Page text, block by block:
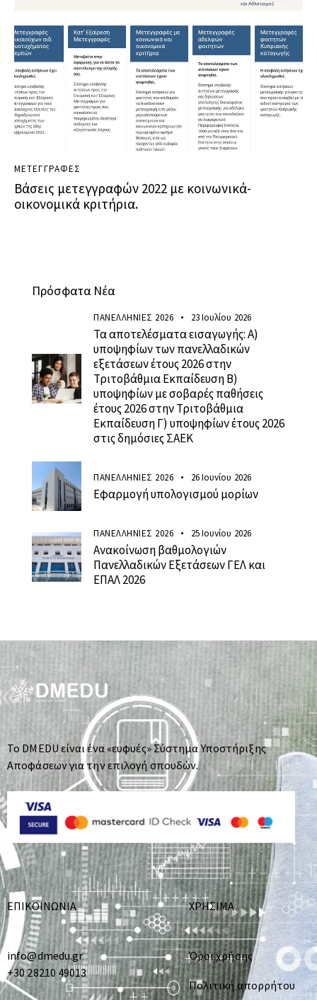
ΜΕΤΕΓΓΡΑΦΕΣ
Βάσεις μετεγγραφών 2022 με κοινωνικά-
οικονομικά κριτήρια.
Πρόσφατα Νέα
ΠΑΝΕΛΛΗΝΙΕΣ 2026 23 Ιουλίου 2026
Τα αποτελέσματα εισαγωγής: Α)
υποψηφίων των πανελλαδικών
εξετάσεων έτους 2026 στην
Τριτοβάθμια Εκπαίδευση Β)
υποψηφίων με σοβαρές παθήσεις
έτους 2026 στην Τριτοβάθμια
Εκπαίδευση Γ) υποψηφίων έτους 2026
στις δημόσιες ΣΑΕΚ
ΠΑΝΕΛΛΗΝΙΕΣ 2026 26 Ιουνίου 2026
Εφαρμογή υπολογισμού μορίων
ΠΑΝΕΛΛΗΝΙΕΣ 2026 25 Ιουνίου 2026
Ανακοίνωση βαθμολογιών
Πανελλαδικών Εξετάσεων ΓΕΛ και
ΕΠΑΛ 2026
Το DMEDU είναι ένα «ευφυές» Σύστημα Υποστήριξης
Αποφάσεων για την επιλογή σπουδών.
ΕΠΙΚΟΙΝΩΝΙΑ
info@dmedu.gr
+30 28210 49013
ΧΡΗΣΙΜΑ
Όροι χρήσης
Πολιτική απορρήτου